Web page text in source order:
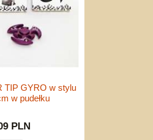
TIP GYRO w stylu
w pudełku
PLN